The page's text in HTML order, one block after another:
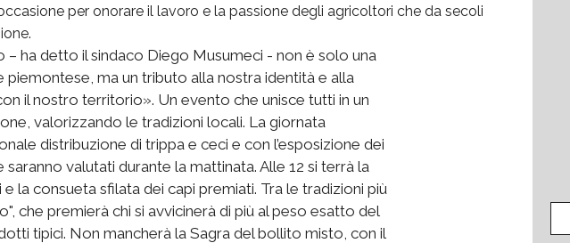
per onorare il lavoro e la passione degli agricoltori che da secoli
– ha detto il sindaco Diego Musumeci - non è solo una
piemontese, ma un tributo alla nostra identità e alla
il nostro territorio». Un evento che unisce tutti in un
valorizzando le tradizioni locali. La giornata
distribuzione di trippa e ceci e con l’esposizione dei
saranno valutati durante la mattinata. Alle 12 si terrà la
la consueta sfilata dei capi premiati. Tra le tradizioni più
che premierà chi si avvicinerà di più al peso esatto del
tipici. Non mancherà la Sagra del bollito misto, con il